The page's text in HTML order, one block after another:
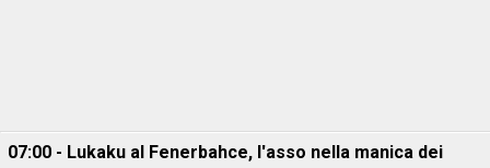
07:00 - Lukaku al Fenerbahce, l'asso nella manica dei